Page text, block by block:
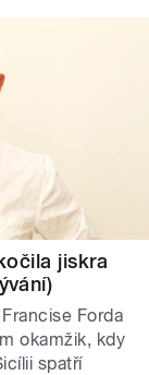
jiskra
Forda
okamžik, kdy
spatří